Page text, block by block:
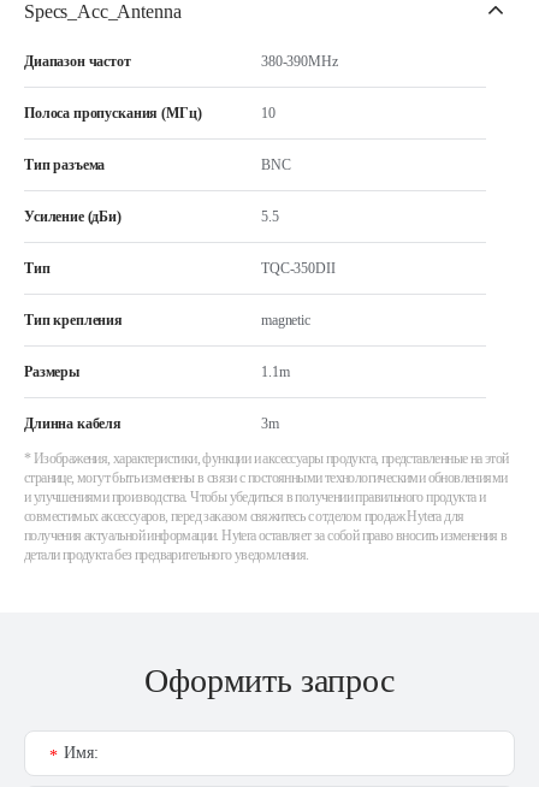
Specs_Acc_Antenna
Диапазон частот 380-390MHz
Полоса пропускания (МГц) 10
Тип разъема BNC
Усиление (дБи) 5.5
Тип TQC-350DII
Тип крепления magnetic
Размеры 1.1m
Длинна кабеля 3m
* Изображения, характеристики, функции и аксессуары продукта, представленные на этой
странице, могут быть изменены в связи с постоянными технологическими обновлениями
и улучшениями производства. Чтобы убедиться в получении правильного продукта и
совместимых аксессуаров, перед заказом свяжитесь с отделом продаж Hytera для
получения актуальной информации. Hytera оставляет за собой право вносить изменения в
детали продукта без предварительного уведомления.
Оформить запрос
Имя:
*